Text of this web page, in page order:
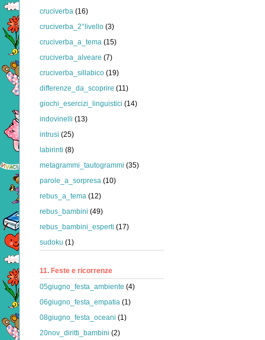
cruciverba (16)
cruciverba_2°livello (3)
cruciverba_a_tema (15)
cruciverba_alveare (7)
cruciverba_sillabico (19)
differenze_da_scoprire (11)
giochi_esercizi_linguistici (14)
indovinelli (13)
intrusi (25)
labirinti (8)
metagrammi_tautogrammi (35)
parole_a_sorpresa (10)
rebus_a_tema (12)
rebus_bambini (49)
rebus_bambini_esperti (17)
sudoku (1)
11. Feste e ricorrenze
05giugno_festa_ambiente (4)
06giugno_festa_empatia (1)
08giugno_festa_oceani (1)
20nov_diritti_bambini (2)